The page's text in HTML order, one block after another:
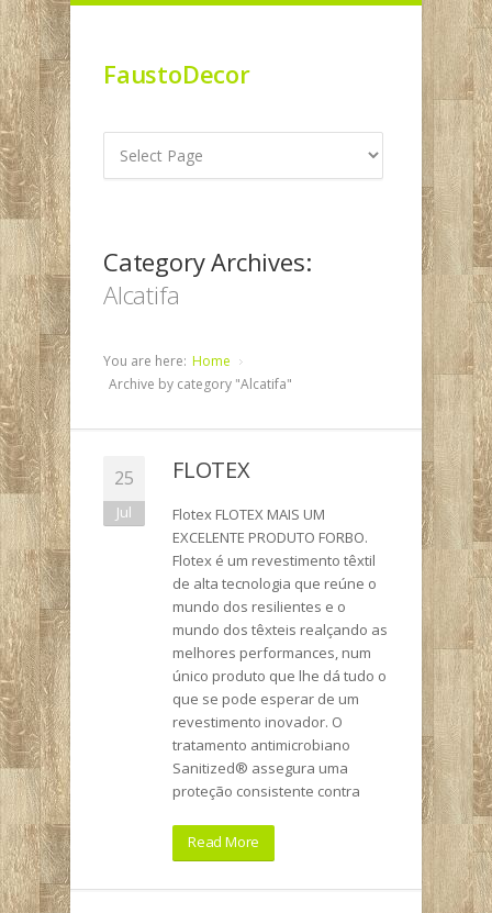
FaustoDecor
Category Archives:
Alcatifa
You are here: Home
Archive by category "Alcatifa"
25
Jul
FLOTEX
Flotex FLOTEX MAIS UM
EXCELENTE PRODUTO FORBO.
Flotex é um revestimento têxtil
de alta tecnologia que reúne o
mundo dos resilientes e o
mundo dos têxteis realçando as
melhores performances, num
único produto que lhe dá tudo o
que se pode esperar de um
revestimento inovador. O
tratamento antimicrobiano
Sanitized® assegura uma
proteção consistente contra
Read More